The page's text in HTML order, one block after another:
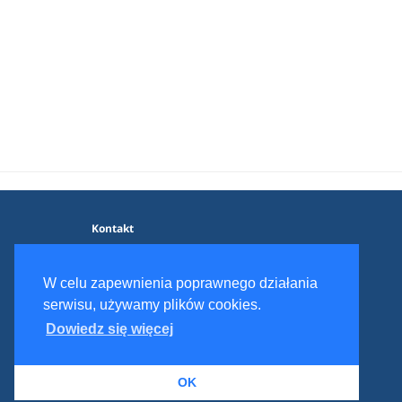
W celu zapewnienia poprawnego działania
serwisu, używamy plików cookies.
Dowiedz się więcej
OK
Kontakt
Polityka prywatności
Regulamin serwisu